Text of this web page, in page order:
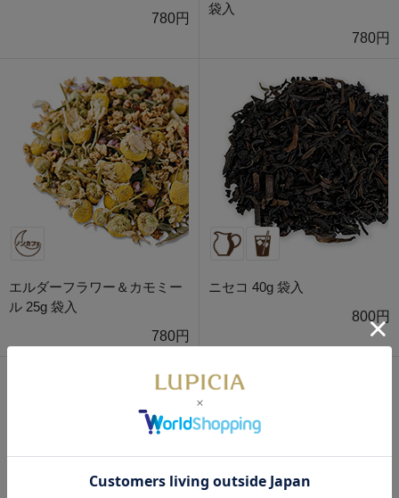
780円
袋入
780円
エルダーフラワー＆カモミー
ル 25g 袋入
780円
ニセコ 40g 袋入
800円